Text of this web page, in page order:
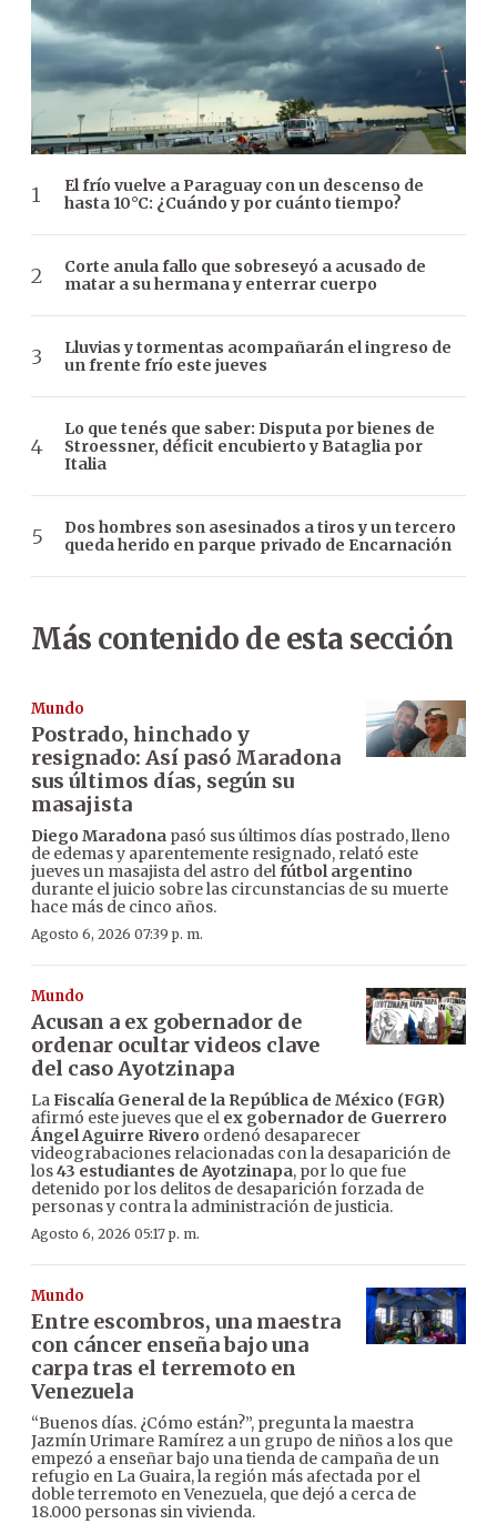
El frío vuelve a Paraguay con un descenso de
hasta 10°C: ¿Cuándo y por cuánto tiempo?
Corte anula fallo que sobreseyó a acusado de
matar a su hermana y enterrar cuerpo
Lluvias y tormentas acompañarán el ingreso de
un frente frío este jueves
Lo que tenés que saber: Disputa por bienes de
Stroessner, déficit encubierto y Bataglia por
Italia
Dos hombres son asesinados a tiros y un tercero
queda herido en parque privado de Encarnación
Más contenido de esta sección
Mundo
Postrado, hinchado y
resignado: Así pasó Maradona
sus últimos días, según su
masajista
Diego Maradona pasó sus últimos días postrado, lleno
de edemas y aparentemente resignado, relató este
jueves un masajista del astro delfútbol argentino
durante el juicio sobre las circunstancias de su muerte
hace más de cinco años.
Agosto 6, 2026 07:39 p. m.
Mundo
Acusan a ex gobernador de
ordenar ocultar videos clave
del caso Ayotzinapa
LaFiscalía General de la República de México (FGR)
afirmó este jueves que el ex gobernador de Guerrero
Ángel Aguirre Rivero ordenó desaparecer
videograbaciones relacionadas con la desaparición de
los43 estudiantes de Ayotzinapa, por lo que fue
detenido por los delitos de desaparición forzada de
personas y contra la administración de justicia.
Agosto 6, 2026 05:17 p. m.
Mundo
Entre escombros, una maestra
con cáncer enseña bajo una
carpa tras el terremoto en
Venezuela
“Buenos días. ¿Cómo están?”, pregunta la maestra
Jazmín Urimare Ramírez a un grupo de niños a los que
empezó a enseñar bajo una tienda de campaña de un
refugio en La Guaira, la región más afectada por el
doble terremoto en Venezuela, que dejó a cerca de
18.000 personas sin vivienda.